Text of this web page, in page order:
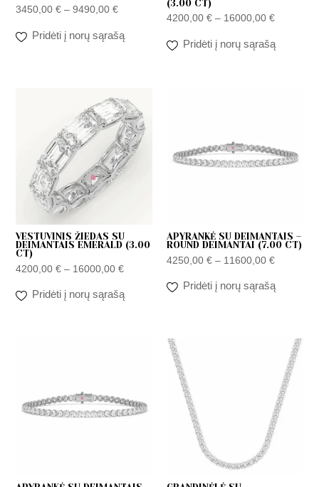
3450,00€ – 9490,00€
Pridėti į norų sąrašą
(3.00 CT)
4200,00 € – 16000,00 €
Pridėti į norų sąrašą
VESTUVINIS ŽIEDAS SU
DEIMANTAIS EMERALD (3.00
CT)
4200,00€ – 16000,00€
range:
4200,00 €
through
16000,00 €
Pridėti į norų sąrašą
APYRANKĖ SU DEIMANTAIS –
ROUND DEIMANTAI (7.00 CT)
4250,00 € – 11600,00 €
Pridėti į norų sąrašą
Price
range:
7800,00 €
through